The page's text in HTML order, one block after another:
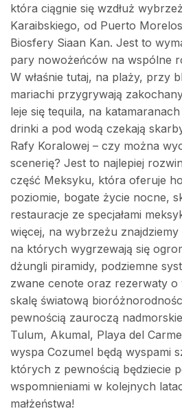
która ciągnie się wzdłuż
Karaibskiego, od Puerto
Biosfery Siaan Kan. Jest to
pary nowożeńców na wspólne
W właśnie tutaj, na plaży, przy
mariachi przygrywają
leje się tequila, na
drinki a pod wodą czekają
Rafy Koralowej – czy można
scenerię? Jest to najlepiej
część Meksyku, która oferuje
poziomie, bogate życie nocne,
restauracje ze specjałami
więcej, na wybrzeżu znajdziemy
na których wygrzewają się
dżungli piramidy, podziemne
zwane cenote oraz rezerwaty o
skalę światową
pewnością zauroczą
Tulum, Akumal, Playa del
wyspa Cozumel będą wyspami
których z pewnością będziecie
wspomnieniami w kolejnych
małżeństwa!